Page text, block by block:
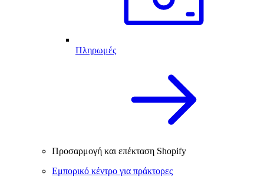
Πληρωμές
Προσαρμογή και επέκταση Shopify
Εμπορικό κέντρο για πράκτορες